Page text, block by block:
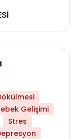
Gelişimi
Stres